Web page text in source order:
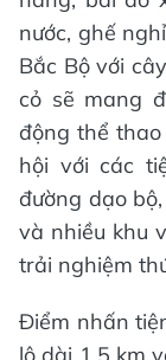
lượng không
kế thông
và khô, tạo